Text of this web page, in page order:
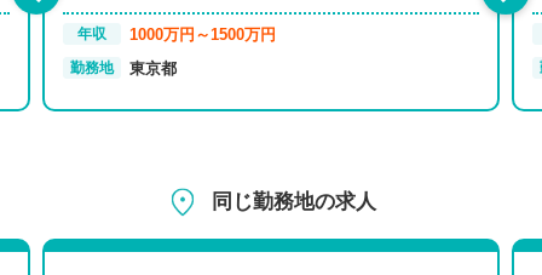
年収 1000万円～1500万円
勤務地 東京都
同じ勤務地の求人